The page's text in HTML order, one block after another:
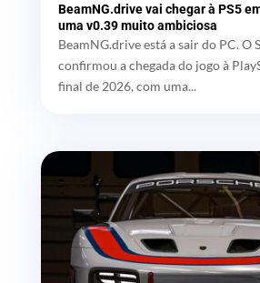
BeamNG.drive vai chegar à PS5
uma v0.39 muito ambiciosa
BeamNG.drive está a sair do PC. O
confirmou a chegada do jogo à
final de 2026, com uma...